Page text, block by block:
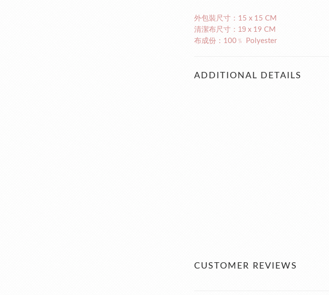
外包裝尺寸： 15 x 15 CM
清潔布尺寸：19 x 19 CM
布成份： 100 ﹪ Polyester
ADDITIONAL DETAILS
CUSTOMER REVIEWS